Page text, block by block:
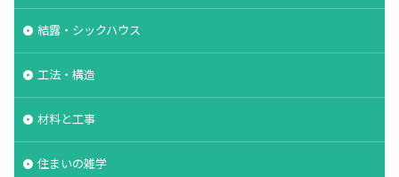
結露・シックハウス
工法・構造
材料と工事
住まいの雑学